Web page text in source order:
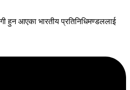
हुन आएका भारतीय प्रतिनिधिमण्डललाई